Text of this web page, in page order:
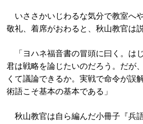
いささかいじわるな気分で教室へ
敬礼、着席がおわると、秋山教官は
「ヨハネ福音書の冒頭に曰く。は
君は戦略を論じたいのだろう。だが
くて議論できるか。実戦で命令が誤
術語こそ基本の基本である」
秋山教官は自ら編んだ小冊子『兵